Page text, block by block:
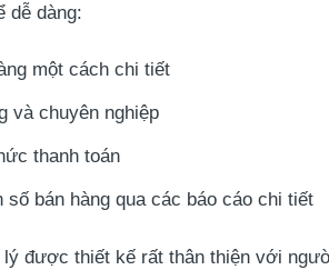
dễ dàng:
một cách chi tiết
và chuyên nghiệp
thanh toán
số bán hàng qua các báo cáo chi tiết
được thiết kế rất thân thiện với